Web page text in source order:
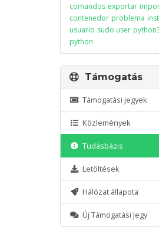
comandos exportar
contenedor problema
usuario sudo user
python
Támogatás
Támogatási jegyek
Közlemények
Tudásbázis
Letöltések
Hálózat állapota
Új Támogatási Jegy